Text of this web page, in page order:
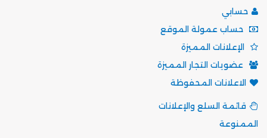
حسابي
حساب عمولة الموقع
الإعلانات المميزة
عضويات التجار المميزة
الاعلانات المحفوظة
قائمة السلع والإعلانات
الممنوعة